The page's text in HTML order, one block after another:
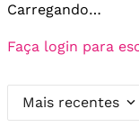
Carregando…
Faça login para
Mais recentes